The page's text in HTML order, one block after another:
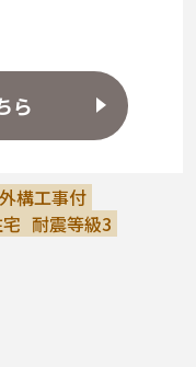
ら
外構工事付
耐震等級3